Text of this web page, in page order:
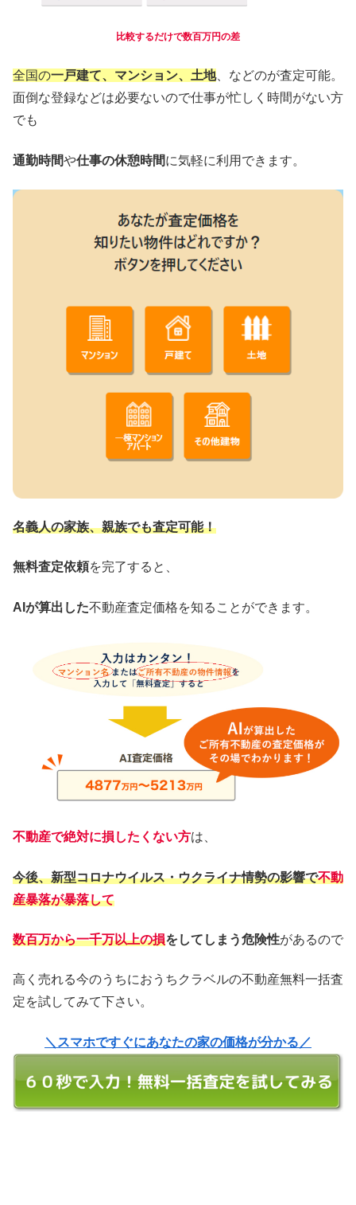
比較するだけで数百万円の差
全国の一戸建て、マンション、土地、などのが査定可能。
面倒な登録などは必要ないので仕事が忙しく時間がない方
でも
通勤時間や仕事の休憩時間に気軽に利用できます。
名義人の家族、親族でも査定可能！
無料査定依頼を完了すると、
AIが算出した不動産査定価格を知ることができます。
不動産で絶対に損したくない方は、
今後、新型コロナウイルス・ウクライナ情勢の影響で不動
産暴落が暴落して
数百万から一千万以上の損をしてしまう危険性があるので
高く売れる今のうちにおうちクラベルの不動産無料一括査
定を試してみて下さい。
＼スマホですぐにあなたの家の価格が分かる／